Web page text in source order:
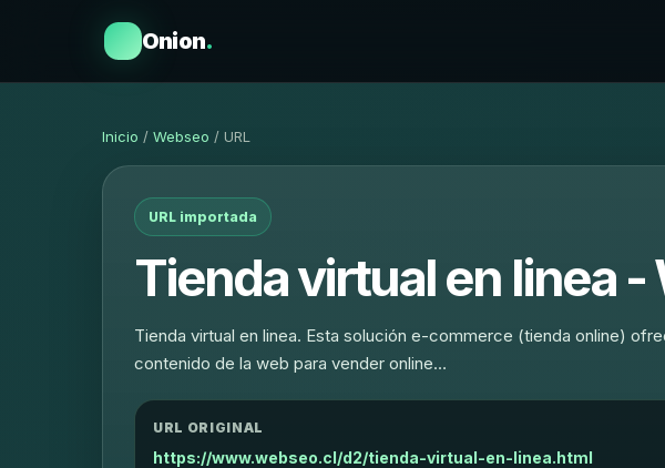
Onion.
Inicio / Webseo / URL
URL importada
Tienda virtual en linea -
Tienda virtual en linea. Esta solución e-commerce (tienda online)
contenido de la web para vender online…
URL ORIGINAL
https://www.webseo.cl/d2/tienda-virtual-en-linea.html